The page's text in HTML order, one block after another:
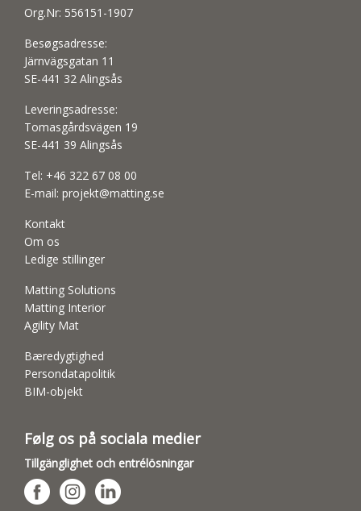
Org.Nr: 556151-1907
Besøgsadresse:
Järnvägsgatan 11
SE-441 32 Alingsås
Leveringsadresse:
Tomasgårdsvägen 19
SE-441 39 Alingsås
Tel: +46 322 67 08 00
E-mail: projekt@matting.se
Kontakt
Om os
Ledige stillinger
Matting Solutions
Matting Interior
Agility Mat
Bæredygtighed
Persondatapolitik
BIM-objekt
Følg os på sociala medier
Tillgänglighet och entrélösningar